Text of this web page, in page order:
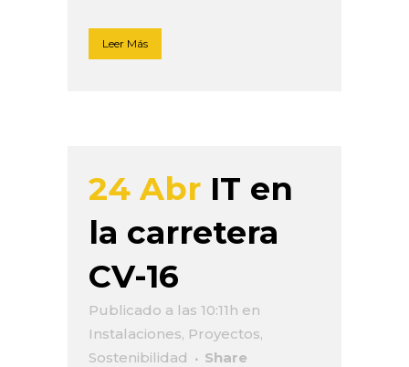
Leer Más
24 Abr IT en
la carretera
CV-16
Publicado a las 10:11h en
Instalaciones, Proyectos,
Sostenibilidad
Share